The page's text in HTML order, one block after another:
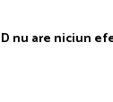
nu are niciun